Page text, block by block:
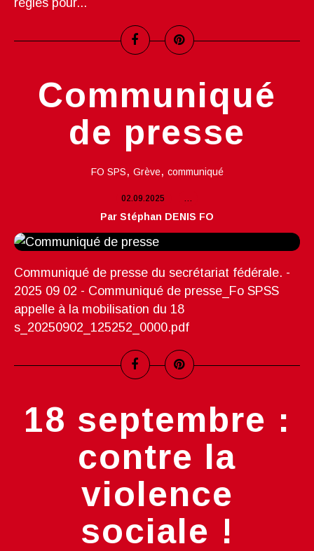
règles pour...
Communiqué
de presse
FO SPS, Grève, communiqué
02.09.2025 …
Par Stéphan DENIS FO
Communiqué de presse du secrétariat fédérale. -
2025 09 02 - Communiqué de presse_Fo SPSS
appelle à la mobilisation du 18
s_20250902_125252_0000.pdf
18 septembre :
contre la
violence
sociale !